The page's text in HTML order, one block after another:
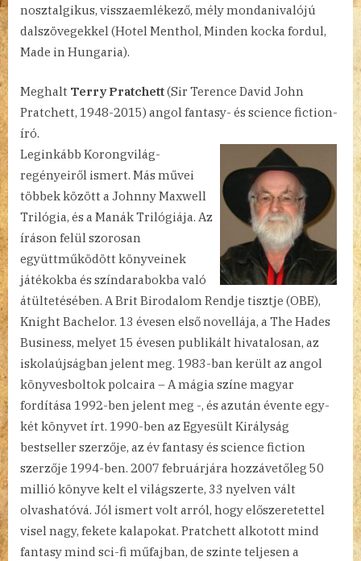
nosztalgikus, visszaemlékező, mély mondanivalójú
dalszövegekkel (Hotel Menthol, Minden kocka fordul,
Made in Hungaria).
Meghalt Terry Pratchett(Sir Terence David John
Pratchett, 1948-2015) angol fantasy- és science fiction-
író.
Leginkább Korongvilág-
regényeiről ismert. Más művei
többek között a Johnny Maxwell
Trilógia, és a Manák Trilógiája. Az
íráson felül szorosan
együttműködött könyveinek
játékokba és színdarabokba való
átültetésében. A Brit Birodalom Rendje tisztje (OBE),
Knight Bachelor. 13 évesen első novellája, a The Hades
Business, melyet 15 évesen publikált hivatalosan, az
iskolaújságban jelent meg. 1983-ban került az angol
könyvesboltok polcaira – A mágia színe magyar
fordítása 1992-ben jelent meg -, és azután évente egy-
két könyvet írt. 1990-ben az Egyesült Királyság
bestseller szerzője, az év fantasy és science fiction
szerzője 1994-ben. 2007 februárjára hozzávetőleg 50
millió könyve kelt el világszerte, 33 nyelven vált
olvashatóvá. Jól ismert volt arról, hogy előszeretettel
visel nagy, fekete kalapokat. Pratchett alkotott mind
fantasy mind sci-fi műfajban, de szinte teljesen a